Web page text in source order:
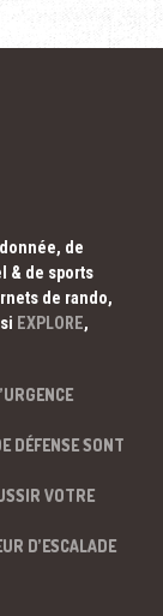
de
& de sports
de rando,
EXPLORE,
DÉFENSE SONT
VOTRE
D’ESCALADE